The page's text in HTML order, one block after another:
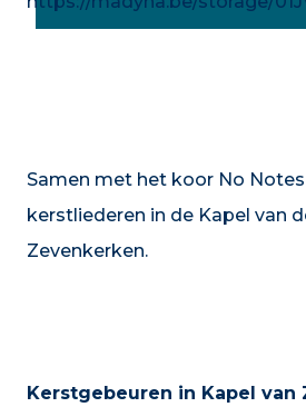
Samen met het koor No
kerstliederen in de Kapel van
Zevenkerken.
Kerstgebeuren in Kapel van